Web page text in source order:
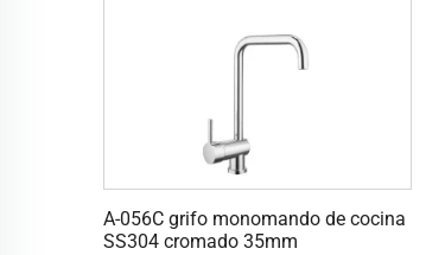
A-056C grifo monomando de cocina
SS304 cromado 35mm